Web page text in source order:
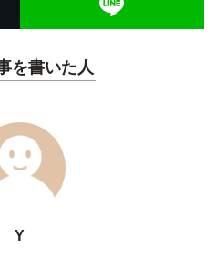
を書いた人
Y